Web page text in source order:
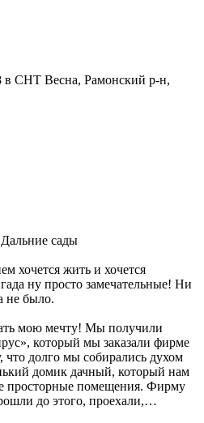
в СНТ Весна, Рамонский р-н,
сады
хочется жить и хочется
ну просто замечательные! Ни
не было.
мою мечту! Мы получили
который мы заказали фирме
долго мы собирались духом
домик дачный, который нам
просторные помещения. Фирму
до этого, проехали,…